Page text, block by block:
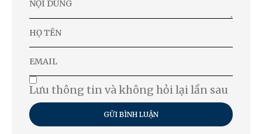
Lưu thông tin và không hỏi lại lần sau
GỬI BÌNH LUẬN